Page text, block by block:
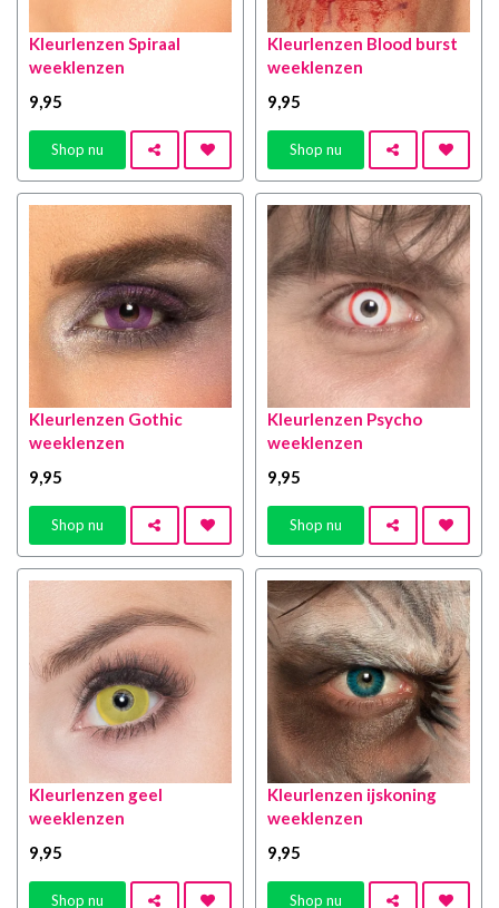
Kleurlenzen Spiraal
weeklenzen
9,95
Shop nu
Kleurlenzen Blood burst
weeklenzen
9,95
Shop nu
Kleurlenzen Gothic
weeklenzen
9,95
Shop nu
Kleurlenzen Psycho
weeklenzen
9,95
Shop nu
Kleurlenzen geel
weeklenzen
9,95
Shop nu
Kleurlenzen ijskoning
weeklenzen
9,95
Shop nu